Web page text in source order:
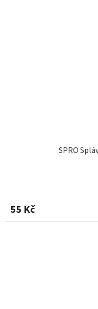
SPRO
55 Kč